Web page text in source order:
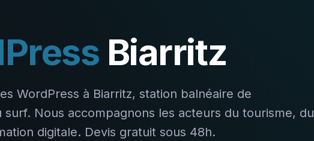
Biarritz
WordPress à Biarritz, station balnéaire de
surf. Nous accompagnons les acteurs du tourisme, du
digitale. Devis gratuit sous 48h.